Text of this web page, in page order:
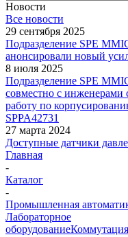
Новости
Все новости
29 сентября 2025
Подразделение SPE
анонсировали новый
8 июля 2025
Подразделение SPE
совместно с
работу по
SPPA42731
27 марта 2024
Доступные датчики
Главная
-
Каталог
-
Промышленная
Лабораторное
оборудованиеКоммутация